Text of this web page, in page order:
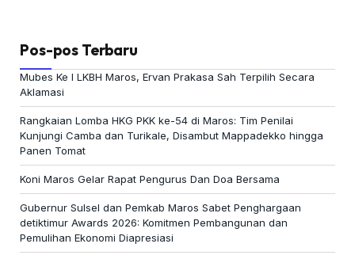
Pos-pos Terbaru
Mubes Ke I LKBH Maros, Ervan Prakasa Sah Terpilih Secara
Aklamasi
Rangkaian Lomba HKG PKK ke-54 di Maros: Tim Penilai
Kunjungi Camba dan Turikale, Disambut Mappadekko hingga
Panen Tomat
Koni Maros Gelar Rapat Pengurus Dan Doa Bersama
Gubernur Sulsel dan Pemkab Maros Sabet Penghargaan
detiktimur Awards 2026: Komitmen Pembangunan dan
Pemulihan Ekonomi Diapresiasi